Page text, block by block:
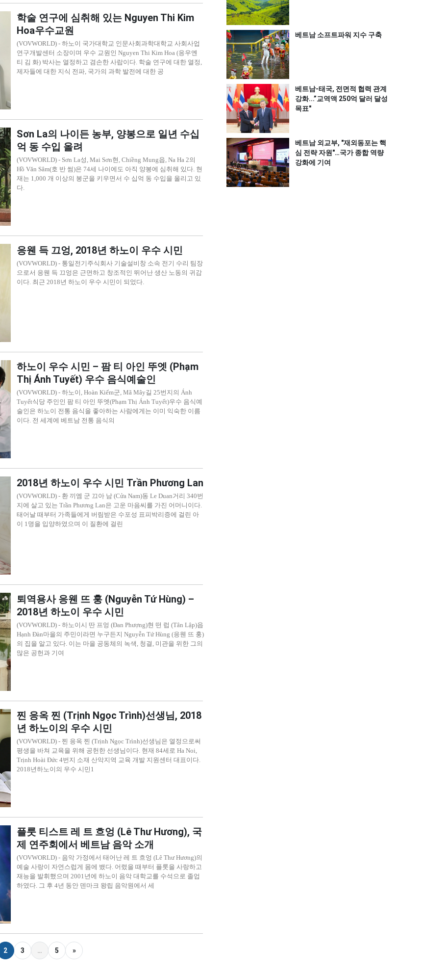
학술 연구에 심취해 있는 Nguyen Thi Kim
Hoa우수교원
(VOVWORLD) - 하노이 국가대학교 인문사회과학대학교 사회사업
연구개발센터 소장이며 우수 교원인 Nguyen Thi Kim Hoa (응우옌
티 김 화) 박사는 열정하고 겸손한 사랍이다. 학술 연구에 대한 열정,
제자들에 대한 지식 전파, 국가의 과학 발전에 대한 공
Sơn La의 나이든 농부, 양봉으로 일년 수십
억 동 수입 올려
(VOVWORLD) - Sơn La성, Mai Sơn현, Chiềng Mung읍, Na Ha 2의
Hồ Văn Sâm(호 반 썸)은 74세 나이에도 아직 양봉에 심취해 있다. 현
재는 1,000 개 이상의 봉군을 키우면서 수 십억 동 수입을 올리고 있
다.
응웬 득 끄엉, 2018년 하노이 우수 시민
(VOVWORLD) - 통일전기주식회사 기술설비창 소속 전기 수리 팀장
으로서 응웬 득 끄엉은 근면하고 창조적인 뛰어난 생산 노동의 귀감
이다. 최근 2018년 하노이 우수 시민이 되었다.
하노이 우수 시민 – 팜 티 아인 뚜엣 (Phạm
Thị Ánh Tuyết) 우수 음식예술인
(VOVWORLD) - 하노이, Hoàn Kiếm군, Mã Mây길 25번지의 Ánh
Tuyết식당 주인인 팜 티 아인 뚜엣(Phạm Thị Ánh Tuyết)우수 음식예
술인은 하노이 전통 음식을 좋아하는 사람에게는 이미 익숙한 이름
이다. 전 세계에 베트남 전통 음식의
2018년 하노이 우수 시민 Trần Phương Lan
(VOVWORLD) - 환 끼엠 군 끄아 남 (Cửa Nam)동 Le Duan거리 340번
지에 살고 있는 Trần Phương Lan은 고운 마음씨를 가진 어머니이다.
태어날 때부터 가족들에게 버림받은 수포성 표피박리증에 걸린 아
이 1명을 입양하였으며 이 질환에 걸린
퇴역용사 응웬 뜨 훙 (Nguyễn Tứ Hùng) –
2018년 하노이 우수 시민
(VOVWORLD) - 하노이시 딴 프엉 (Đan Phượng)현 떤 럽 (Tân Lập)읍
Hạnh Đàn마을의 주민이라면 누구든지 Nguyễn Tứ Hùng (응웬 뜨 훙)
의 집을 알고 있다. 이는 마을 공동체의 녹색, 청결, 미관을 위한 그의
많은 공헌과 기여
찐 응옥 찐 (Trịnh Ngọc Trình)선생님, 2018
년 하노이의 우수 시민
(VOVWORLD) - 찐 응옥 찐 (Trịnh Ngọc Trình)선생님은 열정으로써
평생을 바쳐 교육을 위해 공헌한 선생님이다. 현재 84세로 Ha Noi,
Trịnh Hoài Đức 4번지 소재 산악지역 교육 개발 지원센터 대표이다.
2018년하노이의 우수 시민1
플룻 티스트 레 트 흐엉 (Lê Thư Hương), 국
제 연주회에서 베트남 음악 소개
(VOVWORLD) - 음악 가정에서 태어난 레 트 흐엉 (Lê Thư Hương)의
예술 사랑이 자연스럽게 몸에 뱄다. 어렸을 때부터 플룻을 사랑하고
재능을 발휘했으며 2001년에 하노이 음악 대학교를 수석으로 졸업
하였다. 그 후 4년 동안 덴마크 왕립 음악원에서 세
2 3 … 5 »
베트남 소프트파워 지수 구축
베트남-태국, 전면적 협력 관계
강화...”교역액 250억 달러 달성
목표"
베트남 외교부, "재외동포는 핵
심 전략 자원"…국가 종합 역량
강화에 기여